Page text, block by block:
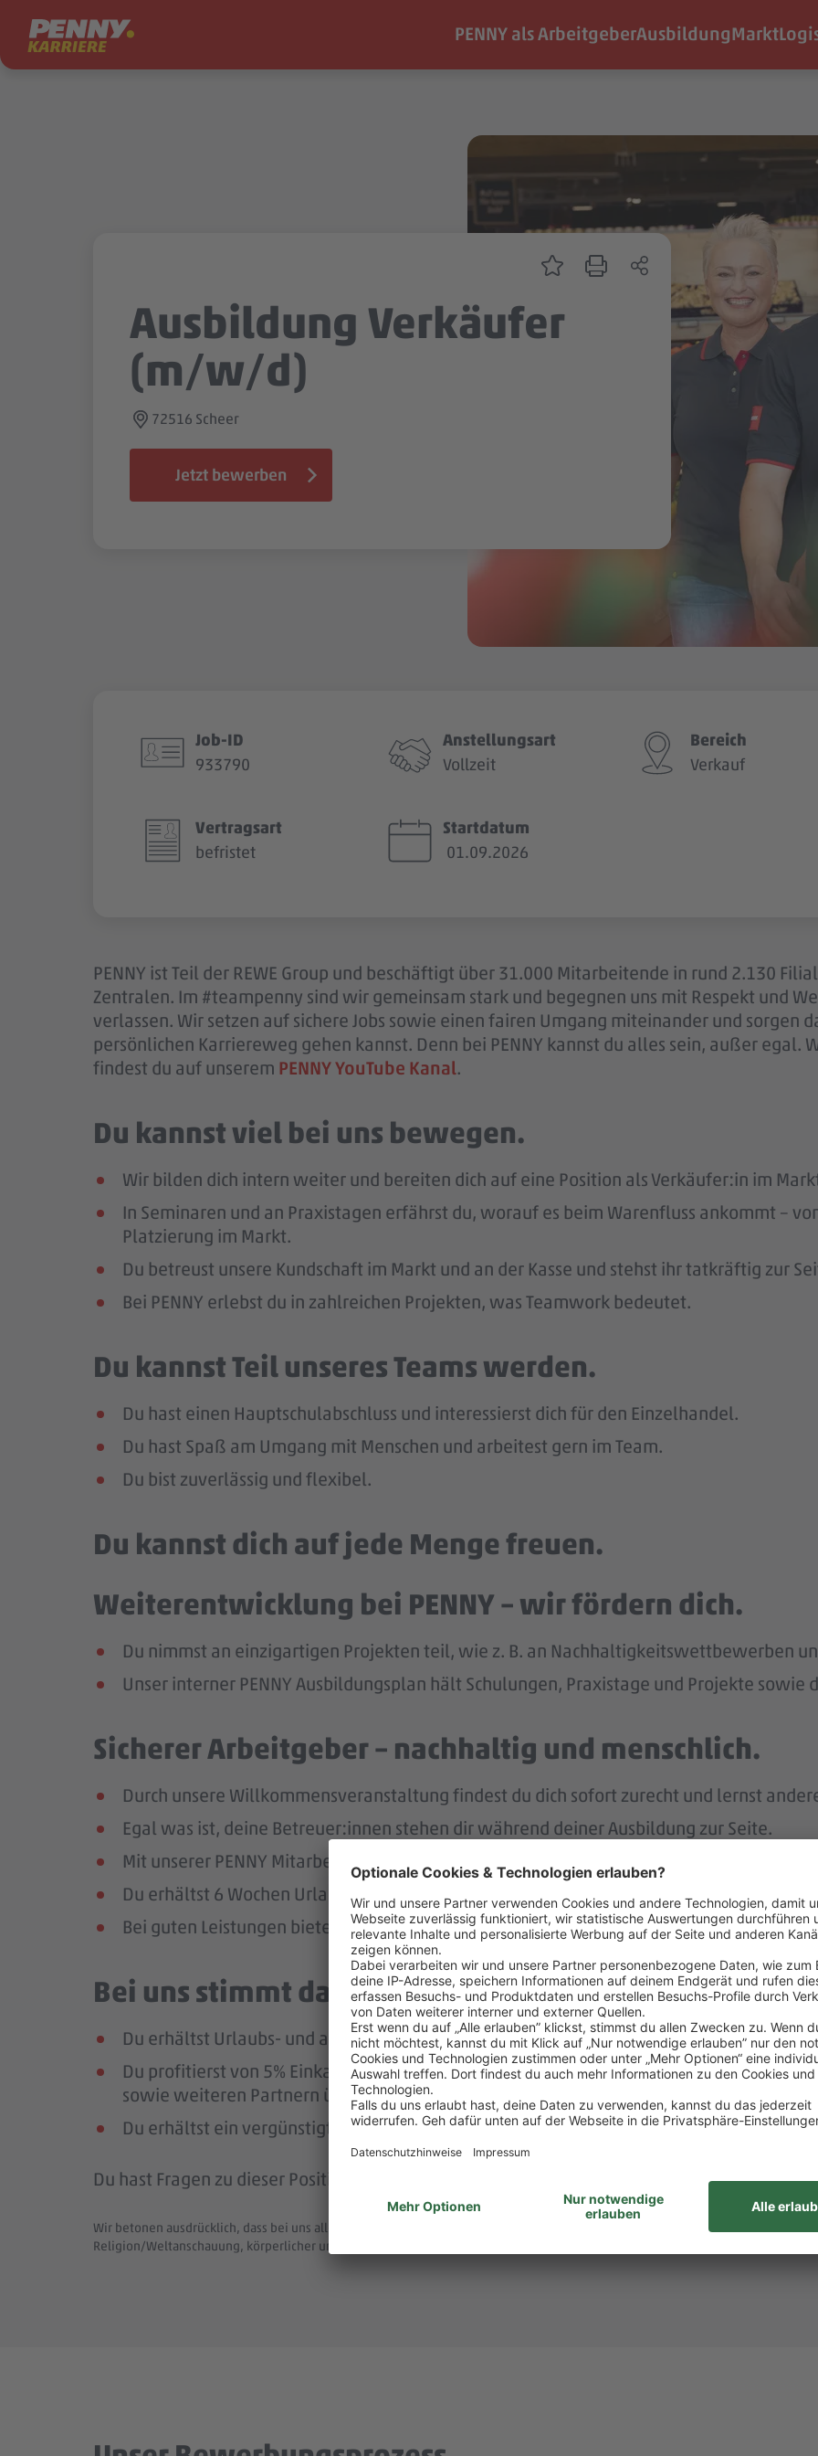
Zum Inhalt springen PENNY als ArbeitgeberAusbildungMarkt
Ausbildung Verkäufer
(m/w/d)
72516 Scheer
Jetzt bewerben
Job-ID
933790
Anstellungsart
Vollzeit
Bereich
Verkauf
Vertragsart
befristet
Startdatum
01.09.2026
PENNY ist Teil der REWE Group und beschäftigt über 31.000 Mitarbeitende in rund 2.130
Zentralen. Im #teampenny sind wir gemeinsam stark und begegnen uns mit Respekt und
verlassen. Wir setzen auf sichere Jobs sowie einen fairen Umgang miteinander und sorgen
persönlichen Karriereweg gehen kannst. Denn bei PENNY kannst du alles sein, außer egal.
findest du auf unserem PENNY YouTube Kanal.
Du kannst viel bei uns bewegen.
Wir bilden dich intern weiter und bereiten dich auf eine Position als Verkäufer:in im
In Seminaren und an Praxistagen erfährst du, worauf es beim Warenfluss ankommt –
Platzierung im Markt.
Du betreust unsere Kundschaft im Markt und an der Kasse und stehst ihr tatkräftig zur
Bei PENNY erlebst du in zahlreichen Projekten, was Teamwork bedeutet.
Du kannst Teil unseres Teams werden.
Du hast einen Hauptschulabschluss und interessierst dich für den Einzelhandel.
Du hast Spaß am Umgang mit Menschen und arbeitest gern im Team.
Du bist zuverlässig und flexibel.
Du kannst dich auf jede Menge freuen.
Weiterentwicklung bei PENNY – wir fördern dich.
Du nimmst an einzigartigen Projekten teil, wie z. B. an Nachhaltigkeitswettbewerben
Unser interner PENNY Ausbildungsplan hält Schulungen, Praxistage und Projekte
Sicherer Arbeitgeber – nachhaltig und menschlich.
Durch unsere Willkommensveranstaltung findest du dich sofort zurecht und lernst
Egal was ist, deine Betreuer:innen stehen dir während deiner Ausbildung zur Seite.
Mit unserer PENNY Mitarbeitenden-App bist du immer gut informiert und intern vernetzt.
Du erhältst 6 Wochen Urlaub pro Jahr.
Bei guten Leistungen bieten wir dir nach deiner Ausbildung eine Übernahme in ein
Bei uns stimmt das Gehalt – und noch mehr.
Du erhältst Urlaubs- und ab dem zweiten Jahr auch noch Weihnachtsgeld.
Du profitierst von 5% Einkaufsrabatt bei PENNY und REWE, weiteren Rabatten beim
sowie weiteren Partnern über die Plattform Corporate Benefits.
Du erhältst ein vergünstigtes Deutschlandticket.
Du hast Fragen zu dieser Position (Job-ID: 933790)? Dann melde dich bei Steffi Mollnau
Wir betonen ausdrücklich, dass bei uns alle Menschen - unabhängig von Geschlecht/geschlechtlicher Identität, ethnischer
Religion/Weltanschauung, körperlicher und geistiger Fähigkeiten, Alter sowie sexueller Orientierung oder weiterer